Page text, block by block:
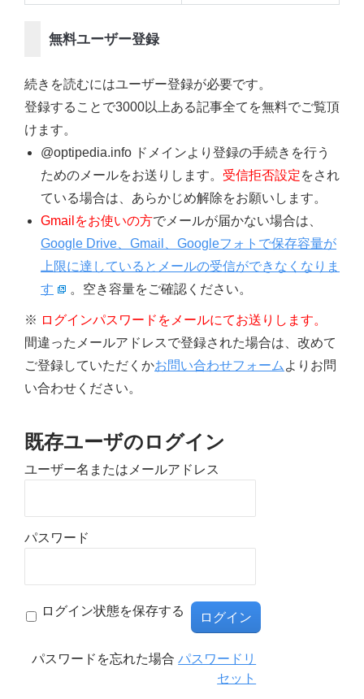
無料ユーザー登録
続きを読むにはユーザー登録が必要です。
登録することで3000以上ある記事全てを無料でご覧頂
けます。
@optipedia.info ドメインより登録の手続きを行う
ためのメールをお送りします。 受信拒否設定をされ
ている場合は、あらかじめ解除をお願いします。
Gmailをお使いの方でメールが届かない場合は、
Google Drive、Gmail、Googleフォトで保存容量が
上限に達しているとメールの受信ができなくなりま
す
。空き容量をご確認ください。
※ ログインパスワードをメールにてお送りします。
間違ったメールアドレスで登録された場合は、改めて
ご登録していただくかお問い合わせフォーム よりお問
い合わせください。
既存ユーザのログイン
ユーザー名またはメールアドレス
パスワード
ログイン状態を保存する
パスワードを忘れた場合パスワードリ
セット